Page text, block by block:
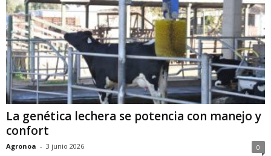
La genética lechera se potencia con manejo y
confort
Agronoa - 3 junio 2026 0